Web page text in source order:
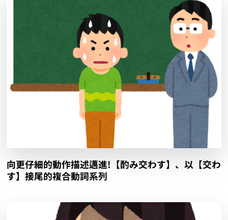
向更仔細的動作描述邁進!【酌み交わす】、以【交わ
す】接尾的複合動詞系列